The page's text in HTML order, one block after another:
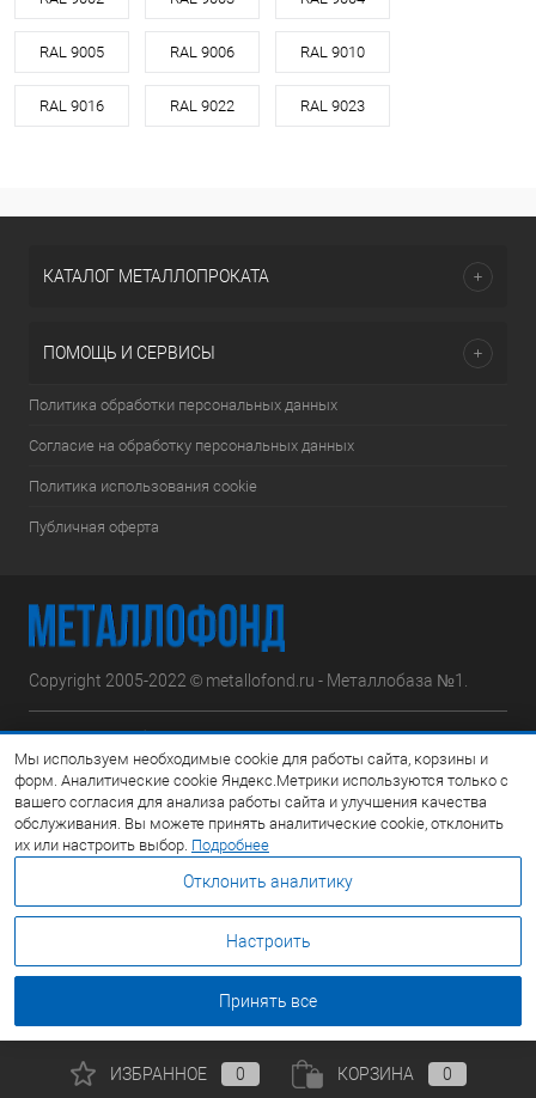
RAL 9005 RAL 9006 RAL 9010
RAL 9016 RAL 9022 RAL 9023
КАТАЛОГ МЕТАЛЛОПРОКАТА
ПОМОЩЬ И СЕРВИСЫ
Политика обработки персональных данных
Согласие на обработку персональных данных
Политика использования cookie
Публичная оферта
Copyright 2005-2022 © metallofond.ru - Металлобаза №1.
Московская область, Ступинский р-н, д.Сотниково,
ул.Железнодорожная, вл.30
Посмотреть на карте
8 (495) 308-42-78
Email:info@metallofond.ru
ИЗБРАННОЕ 0 КОРЗИНА 0
Мы используем необходимые cookie для работы сайта, корзины и
форм. Аналитические cookie Яндекс.Метрики используются только с
вашего согласия для анализа работы сайта и улучшения качества
обслуживания. Вы можете принять аналитические cookie, отклонить
их или настроить выбор. Подробнее
Отклонить аналитику
Настроить
Принять все